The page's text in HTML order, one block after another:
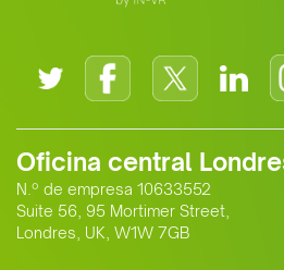
Oficina central
N.º de empresa 10633552
Suite 56, 95 Mortimer Street,
Londres, UK, W1W 7GB